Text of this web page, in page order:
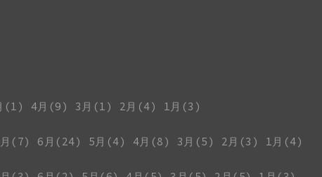
(1) 4月(9) 3月(1) 2月(4)
1月(3)
(7) 6月(24) 5月(4) 4月(8) 3月(5) 2月(3)
1月(4)